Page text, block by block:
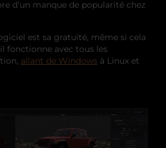
d’un manque de popularité chez
est sa gratuité, même si cela
fonctionne avec tous les
allant de Windows à Linux et